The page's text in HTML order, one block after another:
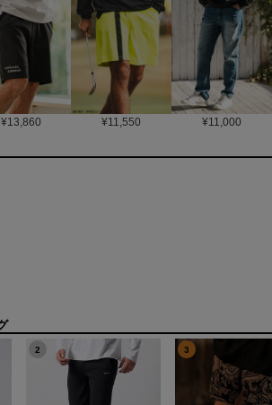
¥13,860 ¥11,550 ¥11,000
2 3